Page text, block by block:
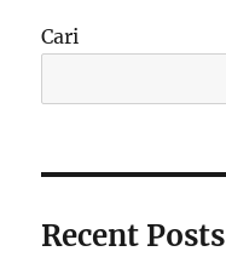
Cari
Recent Posts